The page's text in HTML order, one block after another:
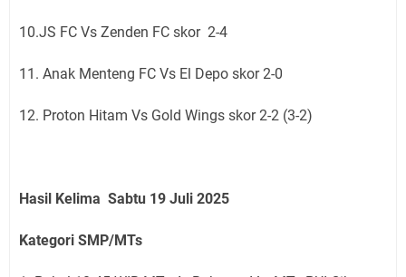
10.JS FC Vs Zenden FC skor 2-4
11. Anak Menteng FC Vs El Depo skor 2-0
12. Proton Hitam Vs Gold Wings skor 2-2 (3-2)
Hasil Kelima Sabtu 19 Juli 2025
Kategori SMP/MTs